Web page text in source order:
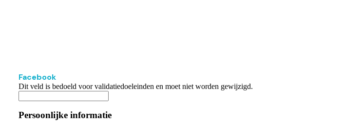
Facebook
Dit veld is bedoeld voor validatiedoeleinden en moet niet worden gewijzigd.
Persoonlijke informatie